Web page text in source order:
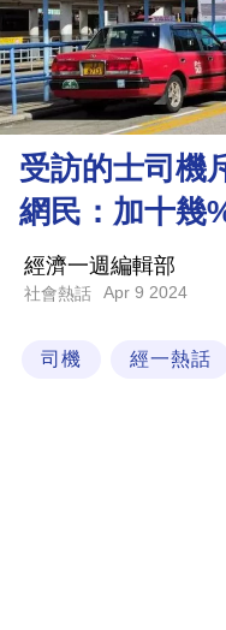
資
樓
市
理
財
業
科
受訪的士司機
網民：加十幾
經濟一週編輯部
社會熱話 Apr 9 2024
司機 經一熱話